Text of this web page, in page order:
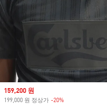
Sale price
159,200 원
199,000 원 정상가 -20%